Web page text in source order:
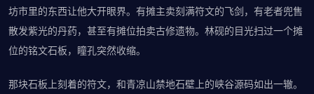
坊市里的东西让他大开眼界。有摊主卖刻满符文的飞剑，有老者兜售
散发紫光的丹药，甚至有摊位拍卖古修遗物。林砚的目光扫过一个摊
位的铭文石板，瞳孔突然收缩。
那块石板上刻着的符文，和青凉山禁地石壁上的峡谷源码如出一辙。